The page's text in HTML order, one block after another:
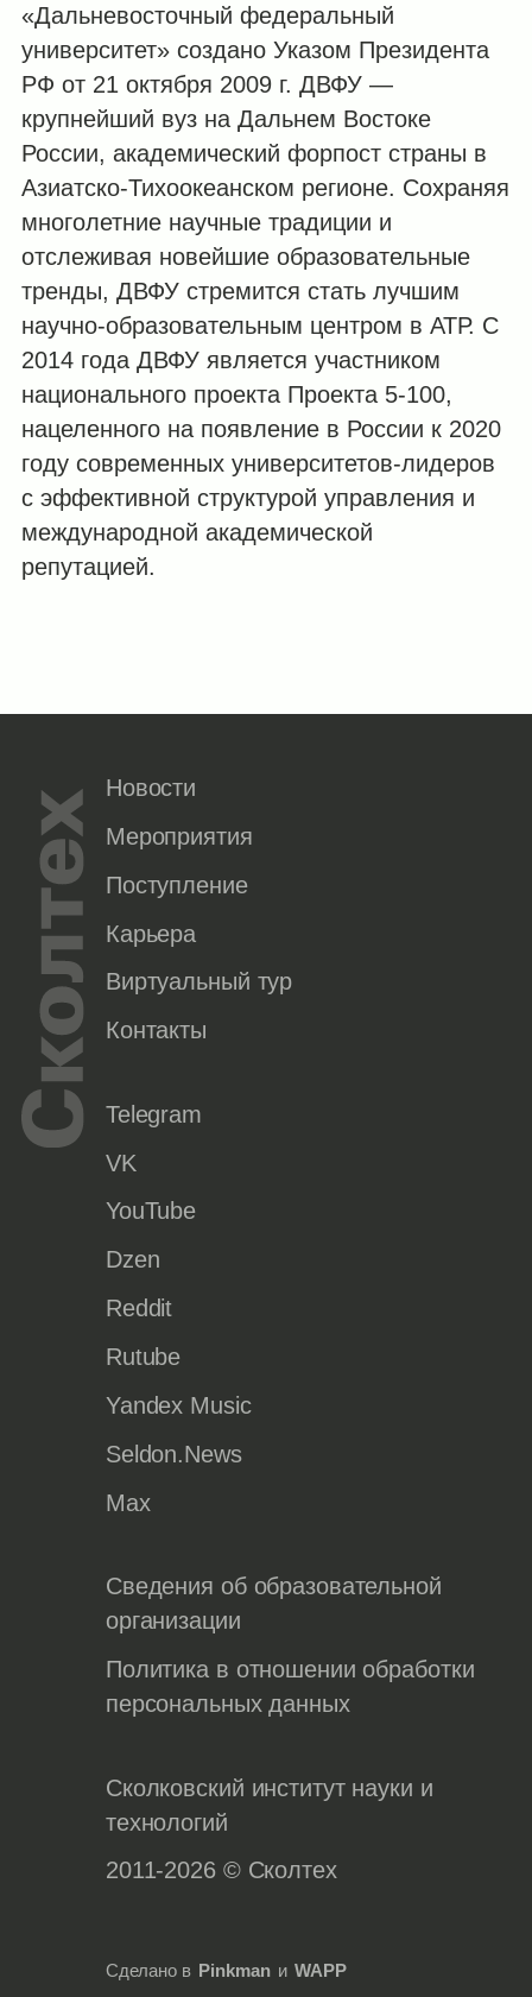
«Дальневосточный федеральный
университет» создано Указом Президента
РФ от 21 октября 2009 г. ДВФУ —
крупнейший вуз на Дальнем Востоке
России, академический форпост страны в
Азиатско-Тихоокеанском регионе. Сохраняя
многолетние научные традиции и
отслеживая новейшие образовательные
тренды, ДВФУ стремится стать лучшим
научно-образовательным центром в АТР. С
2014 года ДВФУ является участником
национального проекта Проекта 5-100,
нацеленного на появление в России к 2020
году современных университетов-лидеров
с эффективной структурой управления и
международной академической
репутацией.
Новости
Мероприятия
Поступление
Карьера
Виртуальный тур
Контакты
Telegram
VK
YouTube
Dzen
Reddit
Rutube
Yandex Music
Seldon.News
Max
Сведения об образовательной
организации
Политика в отношении обработки
персональных данных
Сколковский институт науки и
технологий
2011-2026 © Сколтех
Сделано в Pinkman и WAPP